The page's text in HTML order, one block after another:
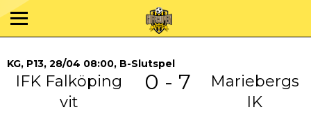
KG, P13, 28/04 08:00, B-Slutspel
IFK Falköping
vit
0 - 7
Mariebergs
IK